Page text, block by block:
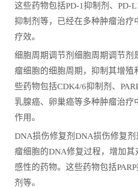
这些药物包括PD-1抑制剂、PD-
抑制剂等，已经在多种肿瘤治疗
疗效。
细胞周期调节剂细胞周期调节剂
瘤细胞的细胞周期，抑制其增殖
些药物包括CDK4/6抑制剂、
乳腺癌、卵巢癌等多种肿瘤治疗
作用。
DNA损伤修复剂DNA损伤修复
瘤细胞的DNA修复过程，增加其
感性的药物。这些药物包括
剂等。